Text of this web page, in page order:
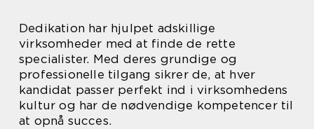
Dedikation har hjulpet adskillige
virksomheder med at finde de rette
specialister. Med deres grundige og
professionelle tilgang sikrer de, at hver
kandidat passer perfekt ind i virksomhedens
kultur og har de nødvendige kompetencer til
at opnå succes.